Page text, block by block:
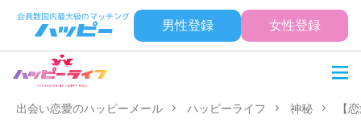
男性登録 女性登録
出会い恋愛のハッピーメール ハッピーライフ 神秘 【